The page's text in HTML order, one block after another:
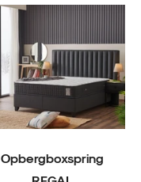
Opbergboxspring